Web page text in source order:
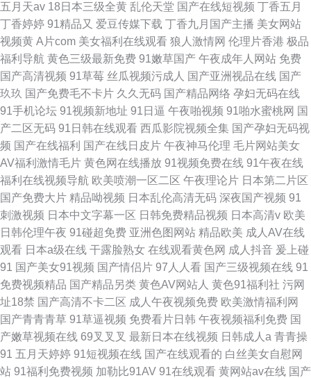
五月天av 18日本三级全黄 乱伦天堂 国产在线短视频 丁香五月
丁香婷婷 91精品又 爱豆传媒下载 丁香九月国产主播 美女网站
视频黄 A片com 美女福利在线观看 狼人激情网 伦理片香港 极品
福利导航 黄色三级最新免费 91嫩草国产 午夜成年人网站 免费
国产高清视频 91草莓 丝瓜视频污成人 国产亚洲视品在线 国产
玖玖 国产免费毛不卡片 久久无码 国产精品网络 孕妇无码在线
91手机论坛 91视频新地址 91日逼 午夜啪视频 91啪水蜜桃网 国
产二区无码 91日韩在线观看 西瓜影院视频全集 国产孕妇无码视
频 国产在线福利 国产在线日皮片 午夜神马伦理 毛片网站美女
AV福利激情毛片 黄色网在线播放 91视频免费在线 91午夜在线
福利在线视频导航 欧美喷潮一区二区 午夜理论片 日本第二片区
国产免费大片 精品呦视频 日本乱伦高清无码 深夜国产视频 91
刺激视频 日本中文字幕一区 日韩免费精品视频 日本高清v 欧美
日韩伦理午夜 91碰超免费 亚洲色图网站 精品欧美 成人AV在线
观看 日本a级在线 干露脸熟女 在线观看黄色网 成人抖音 爰上碰
91 国产美女91视频 国产情侣片 97人人看 国产三级视频在线 91
免费视频精品 国产精品另类 黄色AV网站人 黄色91福利社 污网
址18禁 国产高清不卡二区 成人午夜视频免费 欧美激情福利网
国产青青青草 91草逼视频 免费看片日韩 午夜视频福利免费 国
产嫩草视频在线 69叉叉叉 最新日本在线视频 日韩成人a 青青操
91 五月天婷婷 91短视频在线 国产在线观看的 白丝美女自慰网
站 91福利免费视频 加勒比91AV 91在线观看 黄网站av在线 国产